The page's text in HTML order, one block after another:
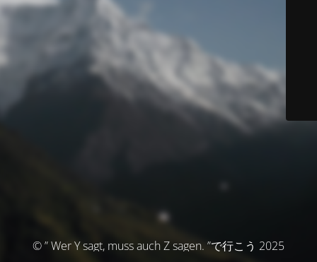
© ” Wer Y sagt, muss auch Z sagen. ”で行こう 2025